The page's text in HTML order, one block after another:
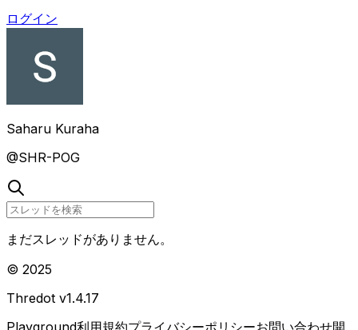
ログイン
Saharu Kuraha
@SHR-POG
まだスレッドがありません。
© 2025
Thredot v1.4.17
Playground利用規約プライバシーポリシーお問い合わせ開